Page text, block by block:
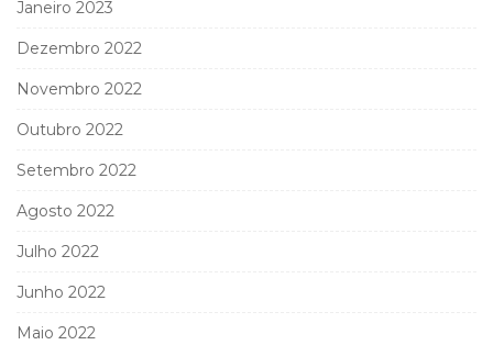
Janeiro 2023
Dezembro 2022
Novembro 2022
Outubro 2022
Setembro 2022
Agosto 2022
Julho 2022
Junho 2022
Maio 2022